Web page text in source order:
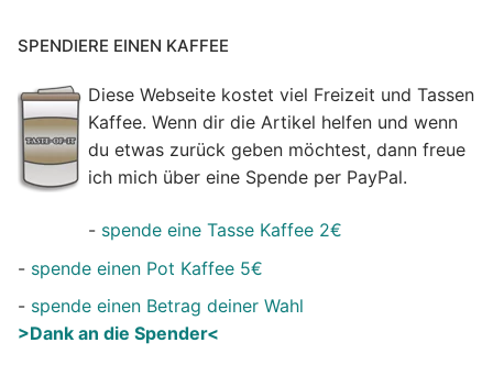
SPENDIERE EINEN KAFFEE
Diese Webseite kostet viel Freizeit und Tassen
Kaffee. Wenn dir die Artikel helfen und wenn
du etwas zurück geben möchtest, dann freue
ich mich über eine Spende per PayPal.
- spende eine Tasse Kaffee 2€
- spende einen Pot Kaffee 5€
- spende einen Betrag deiner Wahl
>Dank an die Spender<